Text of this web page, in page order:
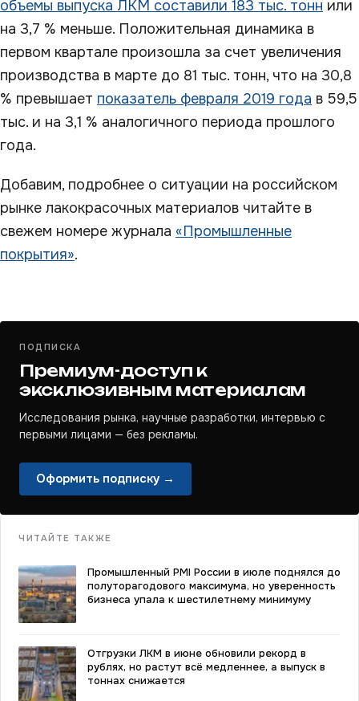
объемы выпуска ЛКМ составили 183 тыс. тонн или
на 3,7 % меньше. Положительная динамика в
первом квартале произошла за счет увеличения
производства в марте до 81 тыс. тонн, что на 30,8
% превышает показатель февраля 2019 года в 59,5
тыс. и на 3,1 % аналогичного периода прошлого
года.
Добавим, подробнее о ситуации на российском
рынке лакокрасочных материалов читайте в
свежем номере журнала «Промышленные
покрытия».
ПОДПИСКА
Премиум-доступ к
эксклюзивным материалам
Исследования рынка, научные разработки, интервью с
первыми лицами — без рекламы.
Оформить подписку →
ЧИТАЙТЕ ТАКЖЕ
Промышленный PMI России в июле поднялся до
полуторагодового максимума, но уверенность
бизнеса упала к шестилетнему минимуму
Отгрузки ЛКМ в июне обновили рекорд в
рублях, но растут всё медленнее, а выпуск в
тоннах снижается